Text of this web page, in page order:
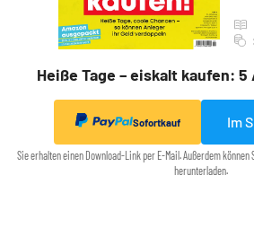
Heiße Tage – eiskalt kaufen:
Sofortkauf Im
Sie erhalten einen Download-Link per E-Mail. Außerdem
herunterladen.